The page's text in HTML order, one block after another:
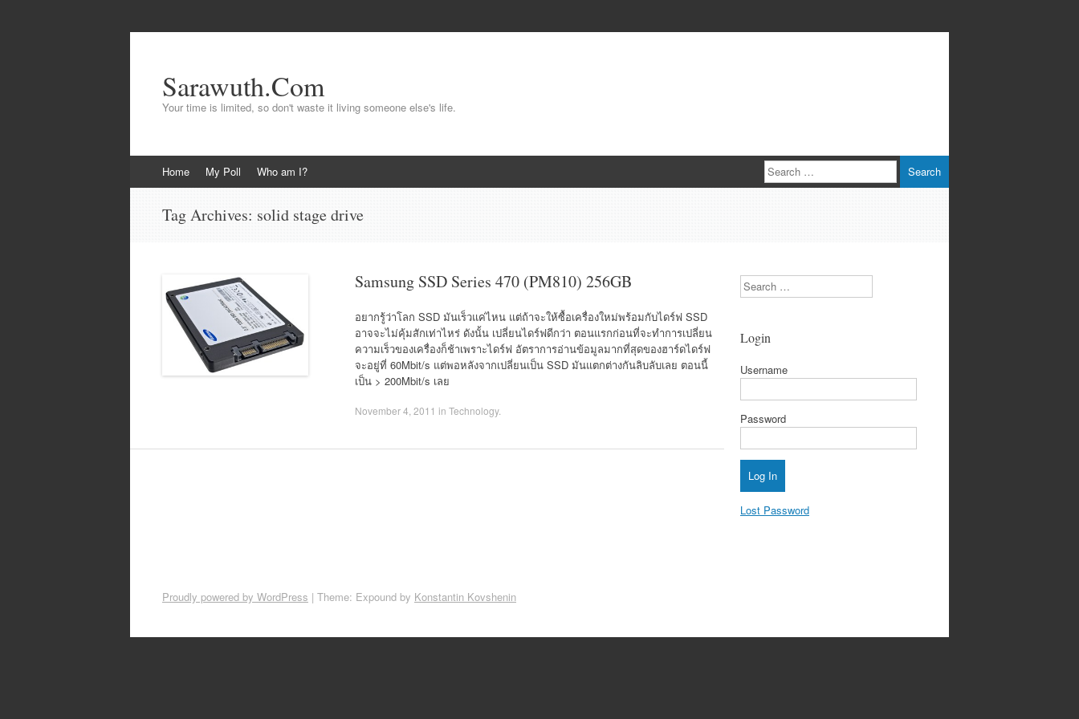
Sarawuth.Com
Your time is limited, so don't waste it living someone else's life.
to
Home My Poll Who am I?
Search
Tag Archives: solid stage drive
Samsung SSD Series 470 (PM810) 256GB
อยากรู้ว่าโลก SSD มันเร็วแค่ไหน แต่ถ้าจะให้ซื้อเครื่องใหม่พร้อมกับไดร์ฟ SSD
อาจจะไม่คุ้มสักเท่าไหร่ ดังนั้น เปลี่ยนไดร์ฟดีกว่า ตอนแรกก่อนที่จะทำการเปลี่ยน
ความเร็วของเครื่องก็ช้าเพราะไดร์ฟ อัตราการอ่านข้อมูลมากที่สุดของฮาร์ดไดร์ฟ
จะอยู่ที่ 60Mbit/s แต่พอหลังจากเปลี่ยนเป็น SSD มันแตกต่างกันลิบลับเลย ตอนนี้
เป็น > 200Mbit/s เลย
November 4, 2011 in Technology.
Search
Login
Username
Password
Lost Password
Proudly powered by WordPress | Theme: Expound by Konstantin Kovshenin